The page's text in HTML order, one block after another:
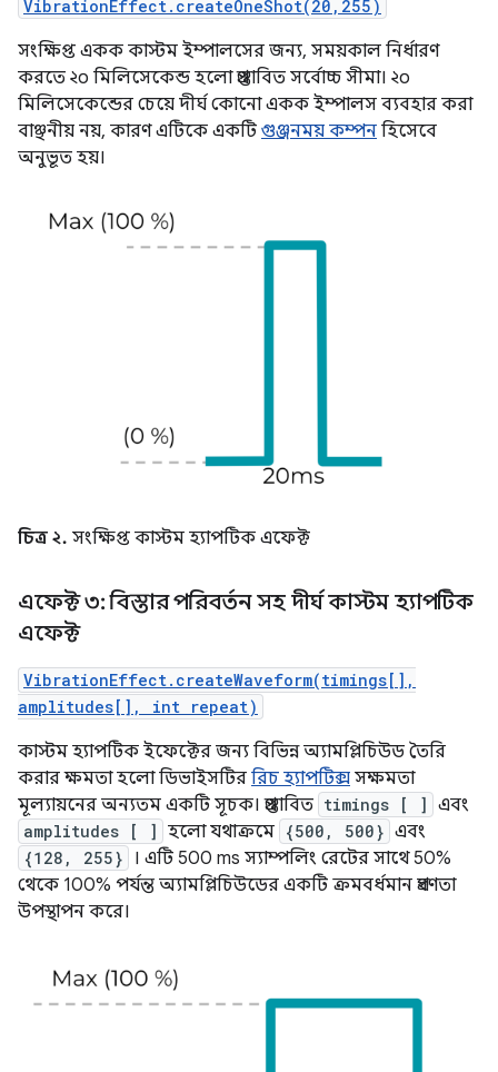
VibrationEffect.createOneShot(20,255)
সংক্ষিপ্ত একক কাস্টম ইম্পালসের জন্য, সময়কাল নির্ধারণ
করতে ২০ মিলিসেকেন্ড হলো প্রস্তাবিত সর্বোচ্চ সীমা। ২০
মিলিসেকেন্ডের চেয়ে দীর্ঘ কোনো একক ইম্পালস ব্যবহার করা
বাঞ্ছনীয় নয়, কারণ এটিকে একটি গুঞ্জনময় কম্পন হিসেবে
অনুভূত হয়।
চিত্র ২. সংক্ষিপ্ত কাস্টম হ্যাপটিক এফেক্ট
এফেক্ট ৩: বিস্তার পরিবর্তন সহ দীর্ঘ কাস্টম হ্যাপটিক
এফেক্ট
VibrationEffect.createWaveform(timings[],
amplitudes[], int repeat)
কাস্টম হ্যাপটিক ইফেক্টের জন্য বিভিন্ন অ্যামপ্লিচিউড তৈরি
করার ক্ষমতা হলো ডিভাইসটির রিচ হ্যাপটিক্স সক্ষমতা
মূল্যায়নের অন্যতম একটি সূচক। প্রস্তাবিত timings [ ] এবং
amplitudes [ ] হলো যথাক্রমে {500, 500} এবং
{128, 255}
। এটি 500 ms স্যাম্পলিং রেটের সাথে 50%
থেকে 100% পর্যন্ত অ্যামপ্লিচিউডের একটি ক্রমবর্ধমান প্রবণতা
উপস্থাপন করে।